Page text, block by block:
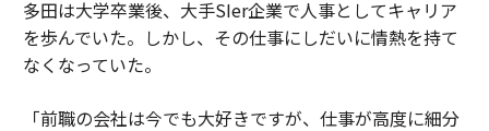
多田は大学卒業後、大手SIer企業で人事としてキャリア
を歩んでいた。しかし、その仕事にしだいに情熱を持て
なくなっていた。
「前職の会社は今でも大好きですが、仕事が高度に細分